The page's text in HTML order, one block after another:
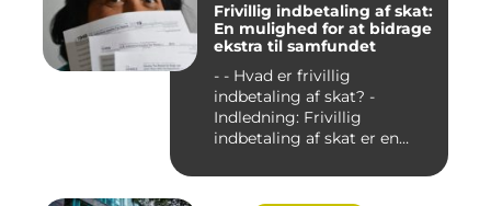
Frivillig indbetaling af skat:
En mulighed for at bidrage
ekstra til samfundet
- - Hvad er frivillig
indbetaling af skat? -
Indledning: Frivillig
indbetaling af skat er en